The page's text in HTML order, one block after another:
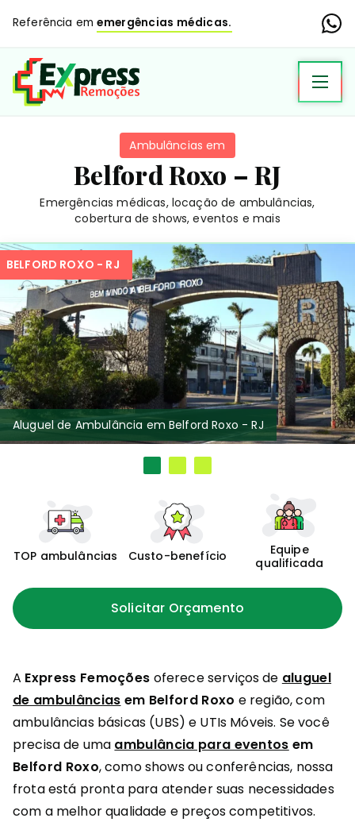
Referência ememergências médicas.
Ambulâncias em
Belford Roxo – RJ
Emergências médicas, locação de ambulâncias,
cobertura de shows, eventos e mais
A Express Femoções oferece serviços de aluguel
de ambulâncias em Belford Roxo e região, com
ambulâncias básicas (UBS) e UTIs Móveis. Se você
precisa de uma ambulância para eventos em
Belford Roxo, como shows ou conferências, nossa
frota está pronta para atender suas necessidades
com a melhor qualidade e preços competitivos.
Aluguel de Ambulância em Belford Roxo - RJ
BELFORD ROXO - RJ
TOP ambulâncias Custo-benefício
Equipe
qualificada
Solicitar Orçamento